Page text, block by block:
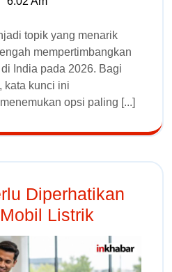
mempertimbangkan
India pada 2026. Bagi
kata kunci ini
opsi paling [...]
Diperhatikan
Listrik